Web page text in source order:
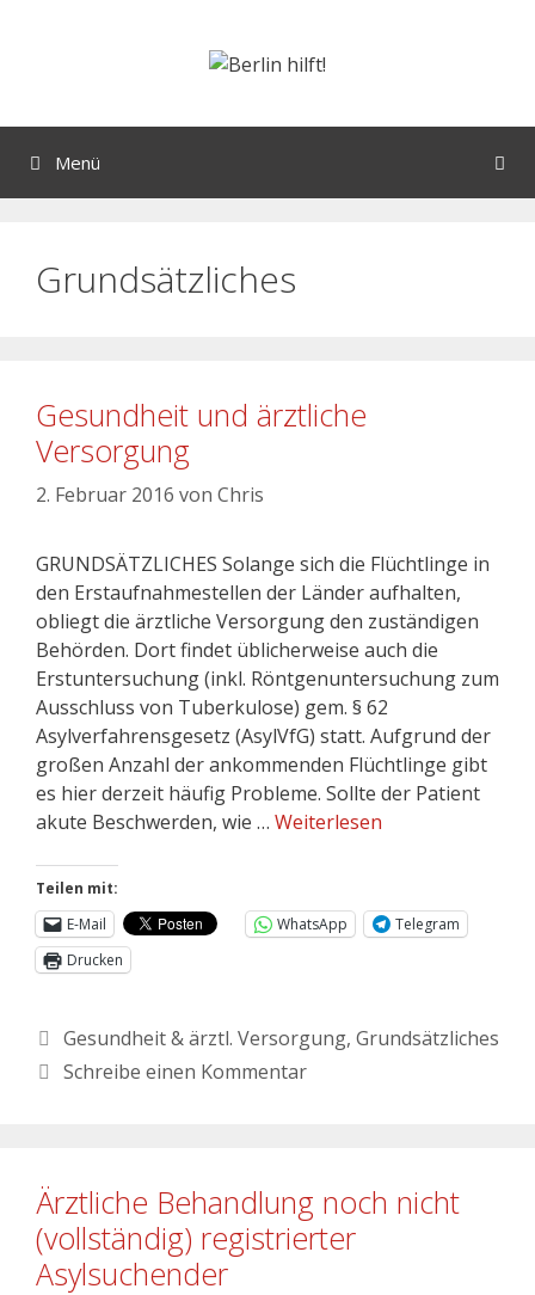
Menü
Grundsätzliches
Gesundheit und ärztliche
Versorgung
2. Februar 2016 von Chris
GRUNDSÄTZLICHES Solange sich die Flüchtlinge in
den Erstaufnahmestellen der Länder aufhalten,
obliegt die ärztliche Versorgung den zuständigen
Behörden. Dort findet üblicherweise auch die
Erstuntersuchung (inkl. Röntgenuntersuchung zum
Ausschluss von Tuberkulose) gem. § 62
Asylverfahrensgesetz (AsylVfG) statt. Aufgrund der
großen Anzahl der ankommenden Flüchtlinge gibt
es hier derzeit häufig Probleme. Sollte der Patient
akute Beschwerden, wie … Weiterlesen
Teilen mit:
E-Mail
WhatsApp
Telegram
Drucken
Gesundheit & ärztl. Versorgung, Grundsätzliches
Schreibe einen Kommentar
Ärztliche Behandlung noch nicht
(vollständig) registrierter
Asylsuchender